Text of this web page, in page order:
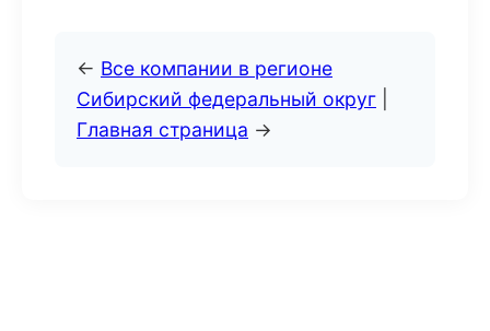
← Все компании в регионе
Сибирский федеральный округ
Главная страница →